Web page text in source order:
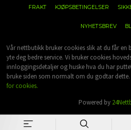
FRAKT KJØPSBETINGELSER
NYHETSBREV
Vår nettbutikk bruker cookies slik at du får en
yte deg bedre service. Vi bruker cookies
innloggingsdetaljer og huske hva du har
bruke siden som normalt om du godtar dette.
for cookies.
Powered by